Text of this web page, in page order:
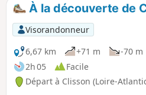
À la découverte de
Visorandonneur
6,67 km
+71 m
-70 m
2h 05
Facile
Départ à Clisson (Loire-